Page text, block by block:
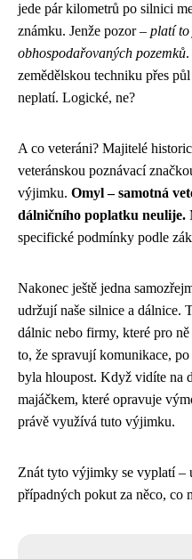
jede pár kilometrů po silnici
známku. Jenže pozor – platí to
obhospodařovaných pozemků
zemědělskou techniku přes
neplatí. Logické, ne?
A co veteráni? Majitelé
veteránskou poznávací
výjimku. Omyl – samotná
dálničního poplatku neulije.
specifické podmínky podle
Nakonec ještě jedna
udržují naše silnice a dálnice.
dálnic nebo firmy, které pro
to, že spravují komunikace,
byla hloupost. Když vidíte na
majáčkem, které opravuje
právě využívá tuto výjimku.
Znát tyto výjimky se vyplatí –
případných pokut za něco, co